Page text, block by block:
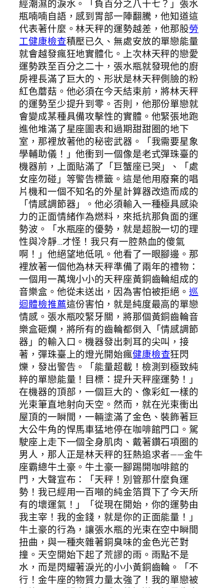
經潮濕的淚水。「負百分之八十七？」張水
瓶喃喃自語，感到胃部一陣翻騰，他知道這
代表著什麼。林天秤的運勢越差，他那股勞
工健康檢查積壓已久、無處安放的單戀能量
就會越發瘋狂地實體化。上次林天秤的戀愛
運勢跌至百分之二十，張水瓶就發現他的廚
房裡長滿了巨大的、形狀是林天秤側臉的粉
紅色蘑菇。他必須在今天結束前，將林天秤
的運勢至少提升到零。否則，他那份單戀就
會變成某種具備攻擊性的實體。他緊張地跑
進他堆滿了星座圖表和過期甜甜圈的地下
室，那裡放著他的秘密武器。「我需要星象
學輔助儀！」他衝到一個像是老式彈珠臺的
機器前，上面貼滿了「巨蟹座已哭」、「處
女座勿碰」等警告標籤。這是他用廢棄的唱
片機和一個不知名的外星計算器改造而成的
「情感調節器」。他必須輸入一種極具感染
力的正面情緒作為燃料，來抵抗那負面的運
勢波。「水瓶座的優勢，就是超脫一切的理
性與冷靜…才怪！我只有一腔熱血的傻氣
啊！」他絕望地低吼。他看了一眼腳邊。那
裡放著一個他為林天秤準備了兩年的禮物：
一個用一萬塊小小的天秤座黃銅齒輪組成的
音樂盒。他從未送出，因為害怕被拒絕。巡
迴體檢推薦這份害怕，就是純度最高的單戀
情感。張水瓶咬緊牙關，將那個黃銅齒輪音
樂盒砸爛，將所有的齒輪都倒入「情感調節
器」的輸入口。機器發出刺耳的尖叫，接
著，彈珠臺上的燈光開始瘋健康檢查狂閃
爍，發出警告。「能量超載！檢測到極致純
粹的單戀能量！目標：提升天秤座運勢！」
在機器的頂部，一個巨大的、像彩虹一樣的
光束筆直地射向天空。然而，就在光束衝出
屋頂的一瞬間，一輛塗滿了金色、裝飾著巨
大公牛角的悍馬車猛地停在咖啡館門口。駕
駛座上走下一個全身肌肉、戴著鑽石項圈的
男人，那人正是林天秤的狂熱追求者——金牛
座霸總牛土豪。牛土豪一腳踢開咖啡館的
門，大聲宣布：「天秤！別管那什麼負運
勢！我已經用一百噸的純金箔買下了今天所
有的壞運氣！」「從現在開始，你的運勢由
我主宰！我的金錢，就是你的正面能量！」
牛土豪的行為，讓張水瓶的光束在空中瞬間
扭曲，與一種夾雜著銅臭味的金色光芒對
撞。天空開始下起了荒謬的雨。雨點不是
水，而是閃耀著淚光的小小黃銅齒輪。「不
行！金牛座的物質力量太強了！我的單戀被